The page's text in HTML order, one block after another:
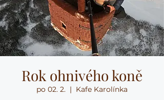
Rok ohnivého koně
po 02. 2.
  |
Kafe Karolínka